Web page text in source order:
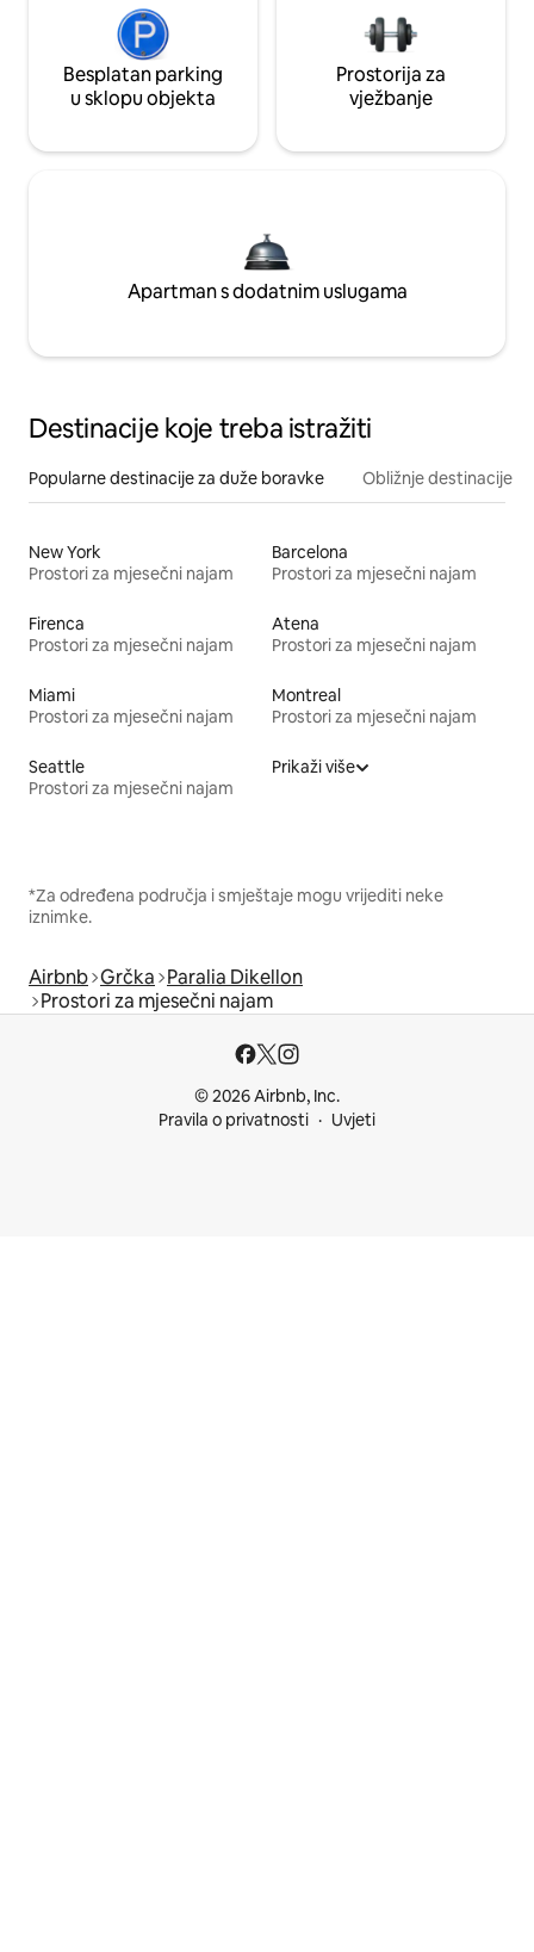
Besplatan parking
u sklopu objekta
Prostorija za
vježbanje
Apartman s dodatnim uslugama
Destinacije koje treba istražiti
Popularne destinacije za duže boravke Obližnje destinacije
New York
Prostori za mjesečni najam
Barcelona
Prostori za mjesečni najam
Firenca
Prostori za mjesečni najam
Atena
Prostori za mjesečni najam
Miami
Prostori za mjesečni najam
Montreal
Prostori za mjesečni najam
Seattle
Prostori za mjesečni najam
Prikaži više
*Za određena područja i smještaje mogu vrijediti neke
iznimke.
Airbnb Grčka Paralia Dikellon
Prostori za mjesečni najam
© 2026 Airbnb, Inc.
Pravila o privatnosti
Uvjeti